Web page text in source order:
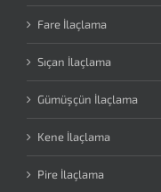
Fare İlaçlama
Sıçan İlaçlama
Gümüşçün İlaçlama
Kene İlaçlama
Pire İlaçlama